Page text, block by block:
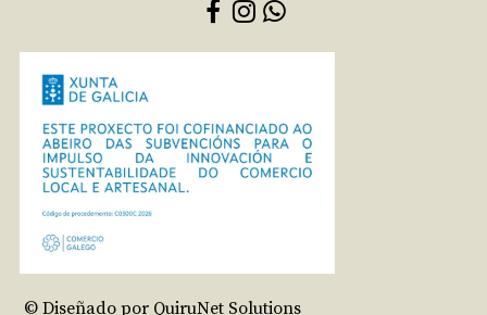
© Diseñado por QuiruNet Solutions